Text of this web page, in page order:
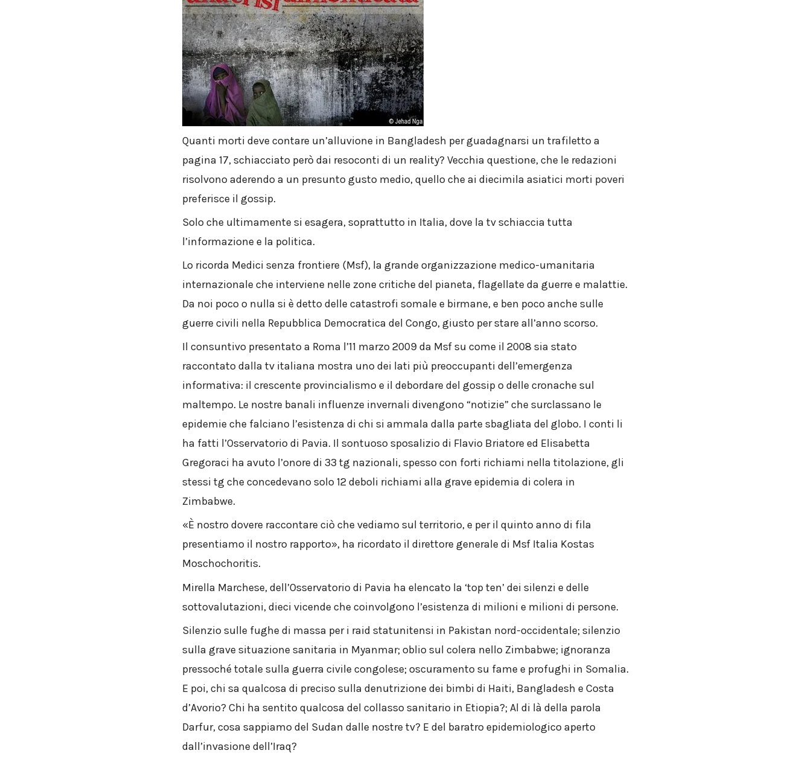
Quanti morti deve contare un’alluvione in Bangladesh per guadagnarsi un trafiletto a
pagina 17, schiacciato però dai resoconti di un reality? Vecchia questione, che le redazioni
risolvono aderendo a un presunto gusto medio, quello che ai diecimila asiatici morti poveri
preferisce il gossip.
Solo che ultimamente si esagera, soprattutto in Italia, dove la tv schiaccia tutta
l’informazione e la politica.
Lo ricorda Medici senza frontiere (Msf), la grande organizzazione medico-umanitaria
internazionale che interviene nelle zone critiche del pianeta, flagellate da guerre e malattie.
Da noi poco o nulla si è detto delle catastrofi somale e birmane, e ben poco anche sulle
guerre civili nella Repubblica Democratica del Congo, giusto per stare all’anno scorso.
Il consuntivo presentato a Roma l’11 marzo 2009 da Msf su come il 2008 sia stato
raccontato dalla tv italiana mostra uno dei lati più preoccupanti dell’emergenza
informativa: il crescente provincialismo e il debordare del gossip o delle cronache sul
maltempo. Le nostre banali influenze invernali divengono “notizie” che surclassano le
epidemie che falciano l’esistenza di chi si ammala dalla parte sbagliata del globo. I conti li
ha fatti l’Osservatorio di Pavia. Il sontuoso sposalizio di Flavio Briatore ed Elisabetta
Gregoraci ha avuto l’onore di 33 tg nazionali, spesso con forti richiami nella titolazione, gli
stessi tg che concedevano solo 12 deboli richiami alla grave epidemia di colera in
Zimbabwe.
«È nostro dovere raccontare ciò che vediamo sul territorio, e per il quinto anno di fila
presentiamo il nostro rapporto», ha ricordato il direttore generale di Msf Italia Kostas
Moschochoritis.
Mirella Marchese, dell’Osservatorio di Pavia ha elencato la ‘top ten’ dei silenzi e delle
sottovalutazioni, dieci vicende che coinvolgono l’esistenza di milioni e milioni di persone.
Silenzio sulle fughe di massa per i raid statunitensi in Pakistan nord-occidentale; silenzio
sulla grave situazione sanitaria in Myanmar; oblio sul colera nello Zimbabwe; ignoranza
pressoché totale sulla guerra civile congolese; oscuramento su fame e profughi in Somalia.
E poi, chi sa qualcosa di preciso sulla denutrizione dei bimbi di Haiti, Bangladesh e Costa
d’Avorio? Chi ha sentito qualcosa del collasso sanitario in Etiopia?; Al di là della parola
Darfur, cosa sappiamo del Sudan dalle nostre tv? E del baratro epidemiologico aperto
dall’invasione dell’Iraq?